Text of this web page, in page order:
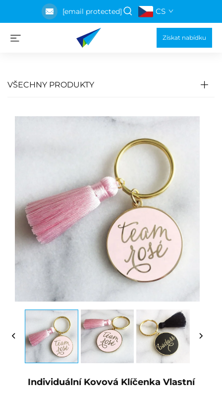
[email protected] CS
Získat nabídku
VŠECHNY PRODUKTY
Individuální Kovová Klíčenka Vlastní